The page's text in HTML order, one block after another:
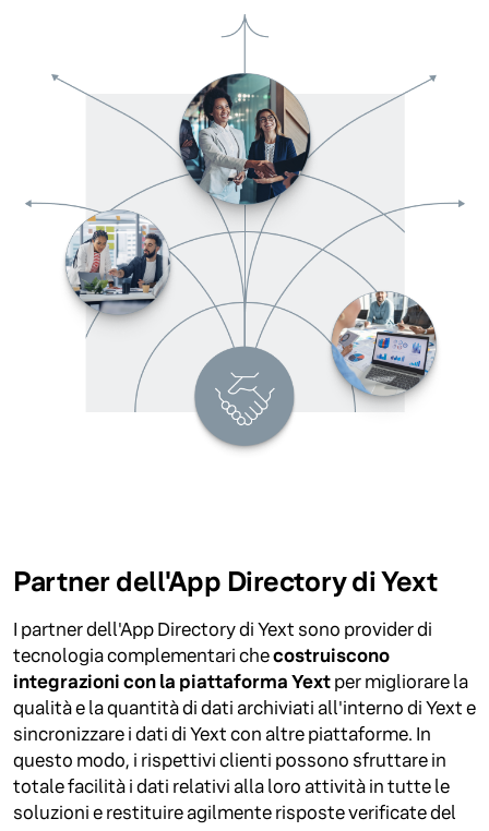
Partner dell'App Directory di Yext
I partner dell'App Directory di Yext sono provider di
tecnologia complementari checostruiscono
integrazioni con la piattaforma Yextper migliorare la
qualità e la quantità di dati archiviati all'interno di Yext e
sincronizzare i dati di Yext con altre piattaforme. In
questo modo, i rispettivi clienti possono sfruttare in
totale facilità i dati relativi alla loro attività in tutte le
soluzioni e restituire agilmente risposte verificate del